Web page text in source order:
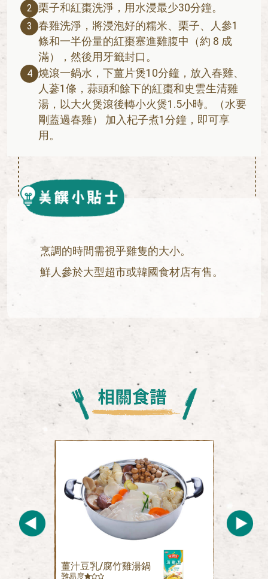
2 栗子和紅棗洗淨，用水浸最少30分鐘。
3
春雞洗淨，將浸泡好的糯米、栗子、人參1
條和一半份量的紅棗塞進雞腹中（約 8 成
滿），然後用牙籤封口。
4 燒滾一鍋水，下薑片煲10分鐘，放入春雞、
人蔘1條，蒜頭和餘下的紅棗和史雲生清雞
湯，以大火煲滾後轉小火煲1.5小時。（水要
剛蓋過春雞） 加入杞子煮1分鐘，即可享
用。
烹調的時間需視乎雞隻的大小。
鮮人參於大型超市或韓國食材店有售。
薑汁豆乳/腐竹雞湯鍋
難易度